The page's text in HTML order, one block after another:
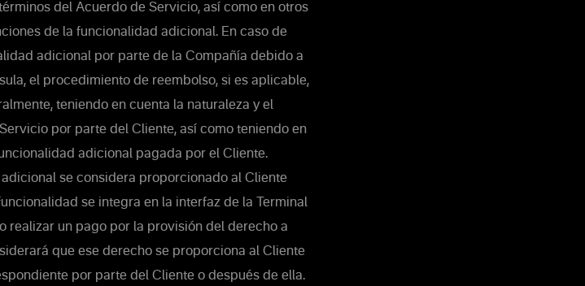
del Acuerdo de Servicio, así como en otros
de la funcionalidad adicional. En caso de
adicional por parte de la Compañía debido a
el procedimiento de reembolso, si es aplicable,
teniendo en cuenta la naturaleza y el
por parte del Cliente, así como teniendo en
adicional pagada por el Cliente.
se considera proporcionado al Cliente
se integra en la interfaz de la Terminal
realizar un pago por la provisión del derecho a
que ese derecho se proporciona al Cliente
por parte del Cliente o después de ella.